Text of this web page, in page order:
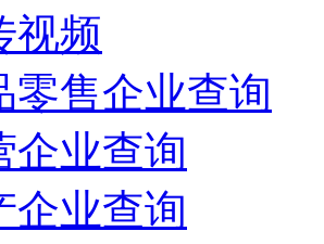
视频
零售企业查询
企业查询
企业查询